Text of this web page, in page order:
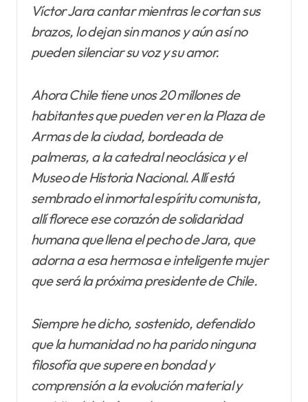
Víctor Jara cantar mientras le cortan sus
brazos, lo dejan sin manos y aún así no
pueden silenciar su voz y su amor.
Ahora Chile tiene unos 20 millones de
habitantes que pueden ver en la Plaza de
Armas de la ciudad, bordeada de
palmeras, a la catedral neoclásica y el
Museo de Historia Nacional. Allí está
sembrado el inmortal espíritu comunista,
allí florece ese corazón de solidaridad
humana que llena el pecho de Jara, que
adorna a esa hermosa e inteligente mujer
que será la próxima presidente de Chile.
Siempre he dicho, sostenido, defendido
que la humanidad no ha parido ninguna
filosofía que supere en bondad y
comprensión a la evolución material y